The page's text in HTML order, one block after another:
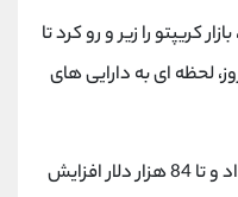
کریپتو را زیر و رو کرد تا
با توقف تعرفه ها به مدت 90 روز، لحظه ای به دارایی های
به سرعت واکنش نشان داد و تا 84 هزار دلار افزایش
021-22021040
90001030
@alireza.mehrabii